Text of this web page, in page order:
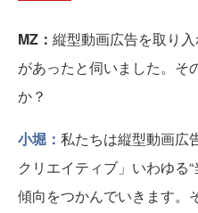
MZ： 縦型動画広告を取り
があったと伺いました。そ
か？
小堀： 私たちは縦型動画広
クリエイティブ」いわゆる
傾向をつかんでいきます。